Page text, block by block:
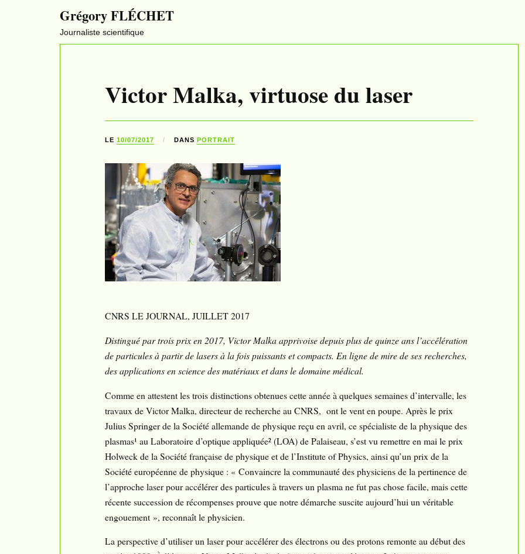
Grégory FLÉCHET
Journaliste scientifique
Victor Malka, virtuose du laser
LE10/07/2017 DANSPORTRAIT
CNRS LE JOURNAL, JUILLET 2017
Distingué par trois prix en 2017, Victor Malka apprivoise depuis plus de quinze ans l’accélération
de particules à partir de lasers à la fois puissants et compacts. En ligne de mire de ses recherches,
des applications en science des matériaux et dans le domaine médical.
Comme en attestent les trois distinctions obtenues cette année à quelques semaines d’intervalle, les
travaux de Victor Malka, directeur de recherche au CNRS, ont le vent en poupe. Après le prix
Julius Springer de la Société allemande de physique reçu en avril, ce spécialiste de la physique des
plasmas¹ au Laboratoire d’optique appliquée² (LOA) de Palaiseau, s’est vu remettre en mai le prix
Holweck de la Société française de physique et de l’Institute of Physics, ainsi qu’un prix de la
Société européenne de physique : « Convaincre la communauté des physiciens de la pertinence de
l’approche laser pour accélérer des particules à travers un plasma ne fut pas chose facile, mais cette
récente succession de récompenses prouve que notre démarche suscite aujourd’hui un véritable
engouement », reconnaît le physicien.
La perspective d’utiliser un laser pour accélérer des électrons ou des protons remonte au début des